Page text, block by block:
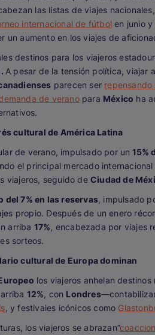
las listas de viajes
internacional de fútbol en junio
un aumento en los viajes de
destinos para los viajeros
A pesar de la tensión política, viajar
parecen ser repensando
de veranopara México ha
cultural de América Latina
de verano, impulsado por un 15%
el principal mercado
viajeros, seguido de Ciudad de
del 7% en las reservas, impulsado
propio. Después de un enero
arriba 17%, encabezada por viajes
sorteos.
cultural de Europa dominan
los viajeros anhelan
12%, con Londres
, y festivales icónicos como
los viajeros se abrazan”